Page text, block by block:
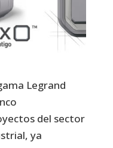
Legrand
del sector
ya